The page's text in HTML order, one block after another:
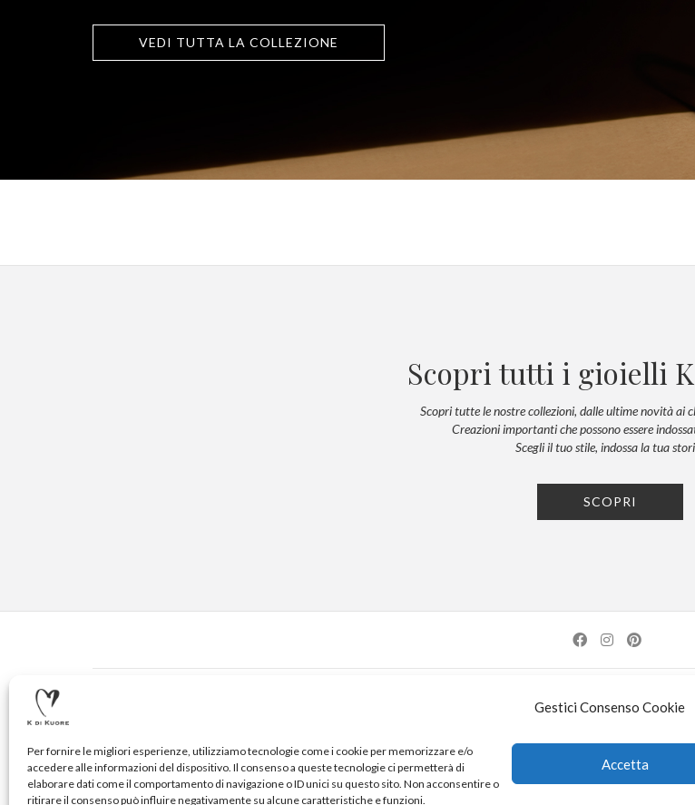
Gestici Consenso Cookie
Per fornire le migliori esperienze, utilizziamo tecnologie come i cookie per memorizzare e/o
accedere alle informazioni del dispositivo. Il consenso a queste tecnologie ci permetterà di
elaborare dati come il comportamento di navigazione o ID unici su questo sito. Non acconsentire o
ritirare il consenso può influire negativamente su alcune caratteristiche e funzioni.
Accetta
VEDI TUTTA LA COLLEZIONE
Scopri tutti i gioielli
Scopri tutte le nostre collezioni, dalle ultime novità ai
Creazioni importanti che possono essere
Scegli il tuo stile, indossa la tua
SCOPRI
K DI KUORE SRL. PROGETTO CO-FINANZIATO DAL POR